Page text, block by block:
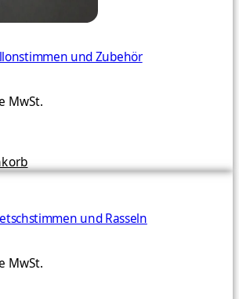
und Zubehör
MwSt.
und Rasseln
MwSt.